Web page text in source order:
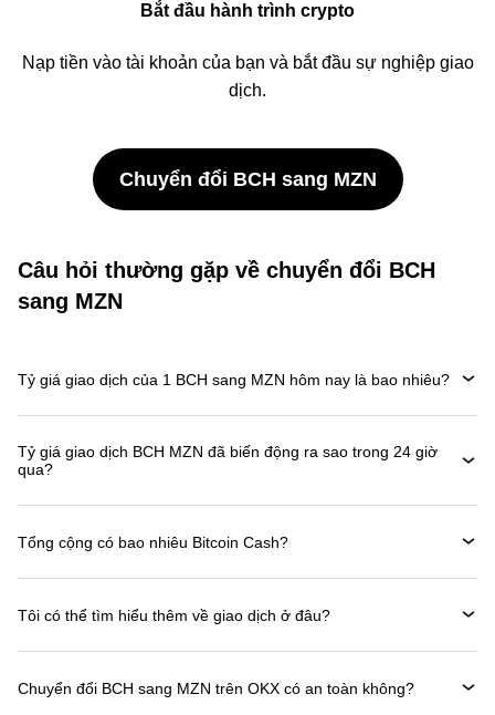
Bắt đầu hành trình crypto
Nạp tiền vào tài khoản của bạn và bắt đầu sự nghiệp giao
dịch.
Chuyển đổi BCH sang MZN
Câu hỏi thường gặp về chuyển đổi BCH
sang MZN
Tỷ giá giao dịch của 1 BCH sang MZN hôm nay là bao nhiêu?
Tỷ giá giao dịch BCH MZN đã biến động ra sao trong 24 giờ
qua?
Tổng cộng có bao nhiêu Bitcoin Cash?
Tôi có thể tìm hiểu thêm về giao dịch ở đâu?
Chuyển đổi BCH sang MZN trên OKX có an toàn không?